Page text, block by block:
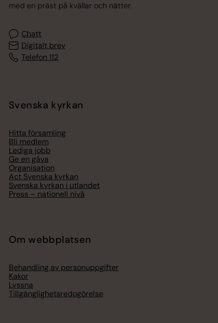
med en präst på kvällar och nätter.
Chatt
Digitalt brev
Telefon 112
Svenska kyrkan
Hitta församling
Bli medlem
Lediga jobb
Ge en gåva
Organisation
Act Svenska kyrkan
Svenska kyrkan i utlandet
Press – nationell nivå
Om webbplatsen
Behandling av personuppgifter
Kakor
Lyssna
Tillgänglighetsredogörelse